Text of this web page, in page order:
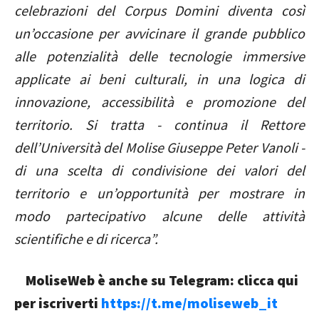
celebrazioni del Corpus Domini diventa così
un’occasione per avvicinare il grande pubblico
alle potenzialità delle tecnologie immersive
applicate ai beni culturali, in una logica di
innovazione, accessibilità e promozione del
territorio. Si tratta - continua il Rettore
dell’Università del Molise Giuseppe Peter Vanoli -
di una scelta di condivisione dei valori del
territorio e un’opportunità per mostrare in
modo partecipativo alcune delle attività
scientifiche e di ricerca”.
MoliseWeb è anche su Telegram: clicca qui
per iscriverti https://t.me/moliseweb_it